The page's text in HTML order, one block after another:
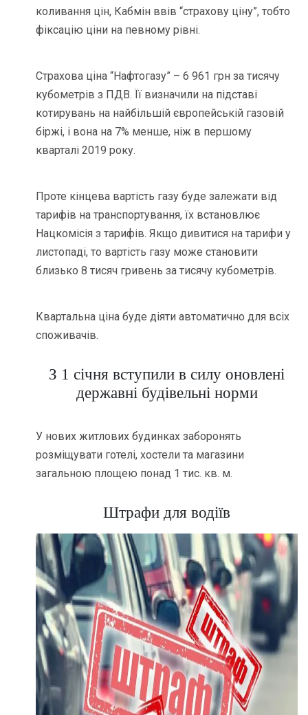
коливання цін, Кабмін ввів “страхову ціну”, тобто
фіксацію ціни на певному рівні.
Страхова ціна “Нафтогазу” – 6 961 грн за тисячу
кубометрів з ПДВ. Її визначили на підставі
котирувань на найбільшій європейській газовій
біржі, і вона на 7% менше, ніж в першому
кварталі 2019 року.
Проте кінцева вартість газу буде залежати від
тарифів на транспортування, їх встановлює
Нацкомісія з тарифів. Якщо дивитися на тарифи у
листопаді, то вартість газу може становити
близько 8 тисяч гривень за тисячу кубометрів.
Квартальна ціна буде діяти автоматично для всіх
споживачів.
З 1 січня вступили в силу оновлені
державні будівельні норми
У нових житлових будинках заборонять
розміщувати готелі, хостели та магазини
загальною площею понад 1 тис. кв. м.
Штрафи для водіїв